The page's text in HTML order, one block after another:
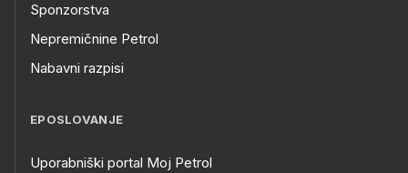
Sponzorstva
Nepremičnine Petrol
Nabavni razpisi
EPOSLOVANJE
Uporabniški portal Moj Petrol